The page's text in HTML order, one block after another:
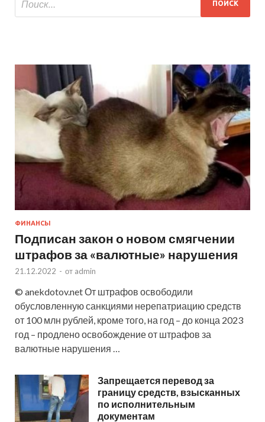
ФИНАНСЫ
Подписан закон о новом смягчении
штрафов за «валютные» нарушения
21.12.2022 - от admin
© anekdotov.net От штрафов освободили
обусловленную санкциями нерепатриацию средств
от 100 млн рублей, кроме того, на год – до конца 2023
год – продлено освобождение от штрафов за
валютные нарушения …
Запрещается перевод за
границу средств, взысканных
по исполнительным
документам